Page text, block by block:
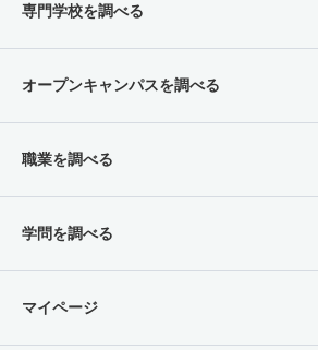
専門学校を調べる
オープンキャンパスを調べる
職業を調べる
学問を調べる
マイページ